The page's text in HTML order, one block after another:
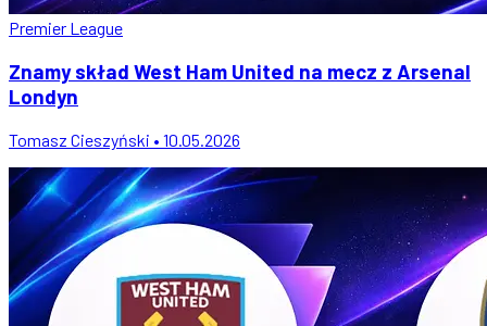
Premier League
Znamy skład West Ham United na mecz z Arsenal
Londyn
Tomasz Cieszyński • 10.05.2026